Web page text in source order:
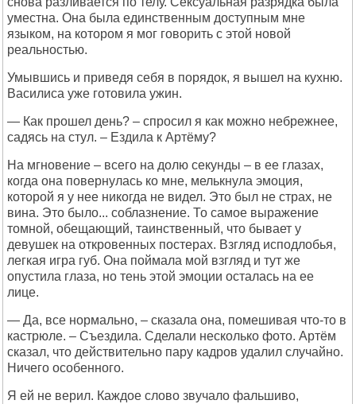
уместна. Она была единственным доступным мне
языком, на котором я мог говорить с этой новой
реальностью.
Умывшись и приведя себя в порядок, я вышел на кухню.
Василиса уже готовила ужин.
— Как прошел день? – спросил я как можно небрежнее,
садясь на стул. – Ездила к Артёму?
На мгновение – всего на долю секунды – в ее глазах,
когда она повернулась ко мне, мелькнула эмоция,
которой я у нее никогда не видел. Это был не страх, не
вина. Это было... соблазнение. То самое выражение
томной, обещающий, таинственный, что бывает у
девушек на откровенных постерах. Взгляд исподлобья,
легкая игра губ. Она поймала мой взгляд и тут же
опустила глаза, но тень этой эмоции осталась на ее
лице.
— Да, все нормально, – сказала она, помешивая что-то в
кастрюле. – Съездила. Сделали несколько фото. Артём
сказал, что действительно пару кадров удалил случайно.
Ничего особенного.
Я ей не верил. Каждое слово звучало фальшиво,